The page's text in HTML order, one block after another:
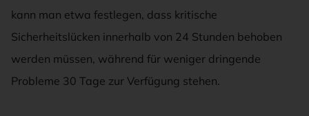
kann man etwa festlegen, dass kritische
Sicherheitslücken innerhalb von 24 Stunden behoben
werden müssen, während für weniger dringende
Probleme 30 Tage zur Verfügung stehen.